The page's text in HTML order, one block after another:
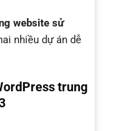
website sử
nhiều dự án dễ
trung